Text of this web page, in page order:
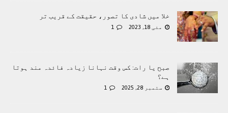
خلا میں شادی کا تصور، حقیقت کے قریب تر
مئی 18, 2023 1
صبح یا رات: کس وقت نہانا زیادہ فائدہ مند ہوتا
ہے؟
ستمبر 28, 2025 1